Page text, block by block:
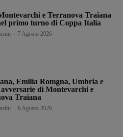
e Terranova Traiana
primo turno di Coppa Italia
7 Agosto 2026
Emilia Romgna, Umbria e
di Montevarchi e
Traiana
6 Agosto 2026